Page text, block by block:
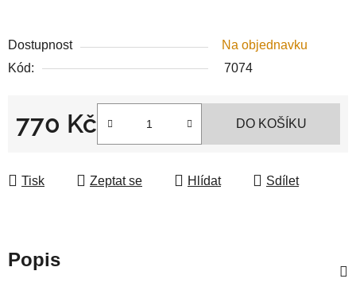
Dostupnost
Na objednavku
Kód:
7074
770 Kč DO KOŠÍKU
Tisk Zeptat se Hlídat Sdílet
Popis